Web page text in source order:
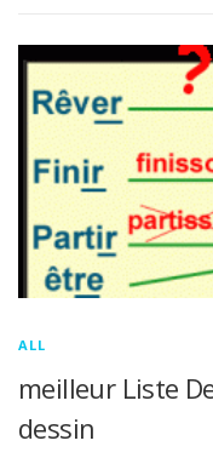
ALL
meilleur Liste
dessin